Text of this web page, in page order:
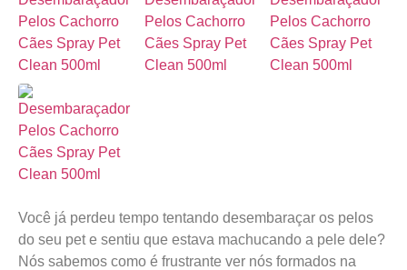
Você já perdeu tempo tentando desembaraçar os pelos
do seu pet e sentiu que estava machucando a pele dele?
Nós sabemos como é frustrante ver nós formados na